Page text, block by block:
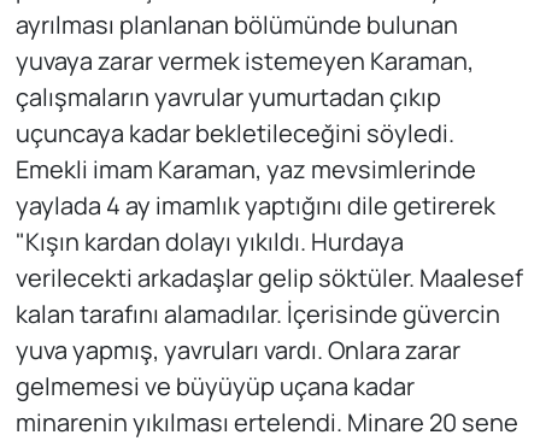
ayrılması planlanan bölümünde bulunan
yuvaya zarar vermek istemeyen Karaman,
çalışmaların yavrular yumurtadan çıkıp
uçuncaya kadar bekletileceğini söyledi.
Emekli imam Karaman, yaz mevsimlerinde
yaylada 4 ay imamlık yaptığını dile getirerek
"Kışın kardan dolayı yıkıldı. Hurdaya
verilecekti arkadaşlar gelip söktüler. Maalesef
kalan tarafını alamadılar. İçerisinde güvercin
yuva yapmış, yavruları vardı. Onlara zarar
gelmemesi ve büyüyüp uçana kadar
minarenin yıkılması ertelendi. Minare 20 sene